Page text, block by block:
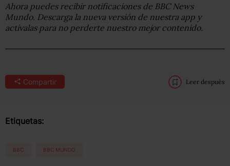
Ahora puedes recibir notificaciones de BBC News
Mundo. Descarga la nueva versión de nuestra app y
actívalas para no perderte nuestro mejor contenido.
Compartir Leer después
Etiquetas:
BBC BBC MUNDO